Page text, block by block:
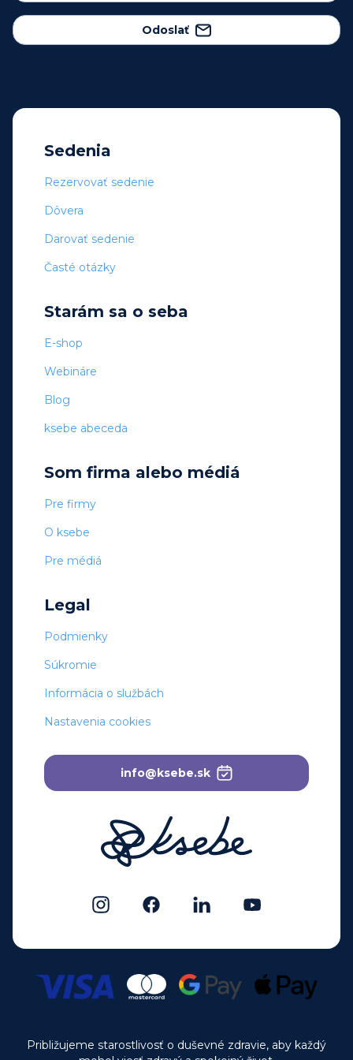
Odoslať
Sedenia
Rezervovať sedenie
Dôvera
Darovať sedenie
Časté otázky
Starám sa o seba
E-shop
Webináre
Blog
ksebe abeceda
Som firma alebo médiá
Pre firmy
O ksebe
Pre médiá
Legal
Podmienky
Súkromie
Informácia o službách
Nastavenia cookies
info@ksebe.sk
Približujeme starostlivosť o duševné zdravie, aby každý